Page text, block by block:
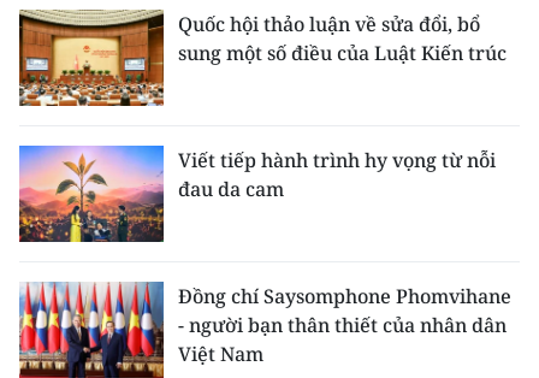
Quốc hội thảo luận về sửa đổi, bổ
sung một số điều của Luật Kiến trúc
Viết tiếp hành trình hy vọng từ nỗi
đau da cam
Đồng chí Saysomphone Phomvihane
- người bạn thân thiết của nhân dân
Việt Nam